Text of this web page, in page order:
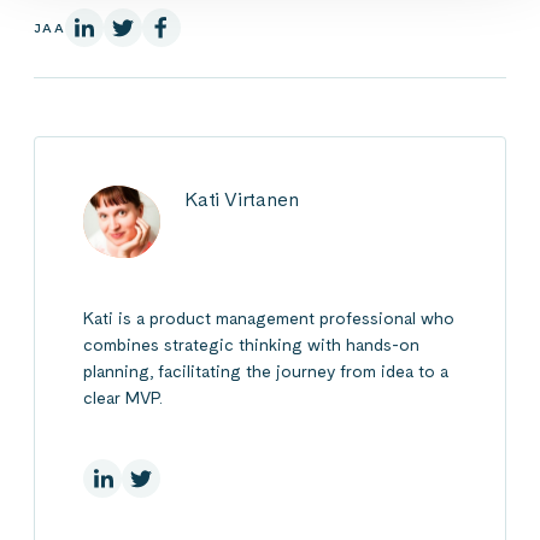
JAA LinkedInissä
X:ssäFacebookissa
Kati Virtanen
Kati is a product management professional who
combines strategic thinking with hands-on
planning, facilitating the journey from idea to a
clear MVP.
LinkedInissä
X:ssä